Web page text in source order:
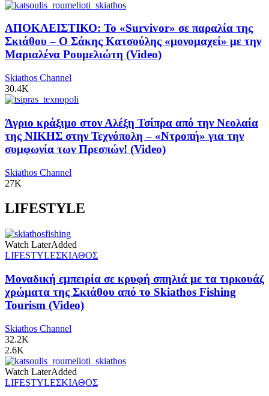
ΑΠΟΚΛΕΙΣΤΙΚΟ: Το «Survivor» σε παραλία της
Σκιάθου – Ο Σάκης Κατσούλης «μονομαχεί» με την
Μαριαλένα Ρουμελιώτη (Video)
Skiathos Channel
30.4K
Άγριο κράξιμο στον Αλέξη Τσίπρα από την Νεολαία
της ΝΙΚΗΣ στην Τεχνόπολη – «Ντροπή» για την
συμφωνία των Πρεσπών! (Video)
Skiathos Channel
27K
LIFESTYLE
Watch LaterAdded
LIFESTYLEΣΚΙΑΘΟΣ
Μοναδική εμπειρία σε κρυφή σπηλιά με τα τιρκουάζ
χρώματα της Σκιάθου από το Skiathos Fishing
Tourism (Video)
Skiathos Channel
32.2K
2.6K
Watch LaterAdded
LIFESTYLEΣΚΙΑΘΟΣ